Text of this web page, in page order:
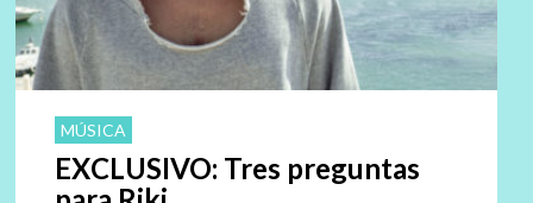
MÚSICA
EXCLUSIVO: Tres preguntas